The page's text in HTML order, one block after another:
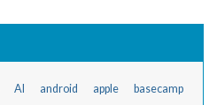
AI android apple basecamp